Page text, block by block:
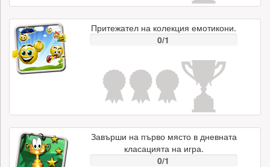
Притежател на колекция емотикони.
0/1
Завърши на първо място в дневната
класацията на игра.
0/1